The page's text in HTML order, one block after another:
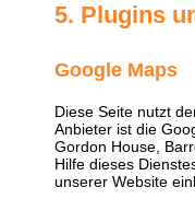
5. Plugins
Google Maps
Diese Seite nutzt
Anbieter ist die
Gordon House,
Hilfe dieses
unserer Website